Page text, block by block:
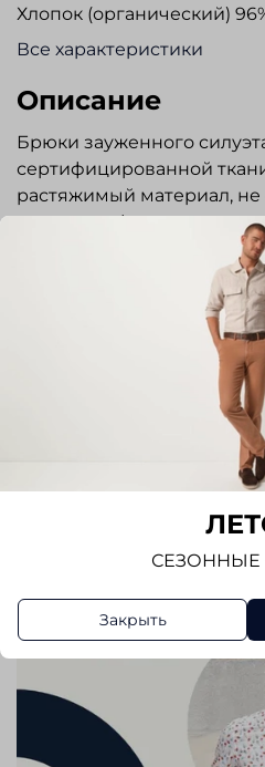
Хлопок (органический)
Все характеристики
Описание
Брюки зауженного
сертифицированной ткани
растяжимый материал,
сохраняет форму,
гигроскопичный. Гульфик
застежкой на пуговицу.
кармана по бокам. Два
застежкой на пуговицы.
повседневной носки,
Отзывов еще никто не
СЕЗОННЫЕ
Закрыть